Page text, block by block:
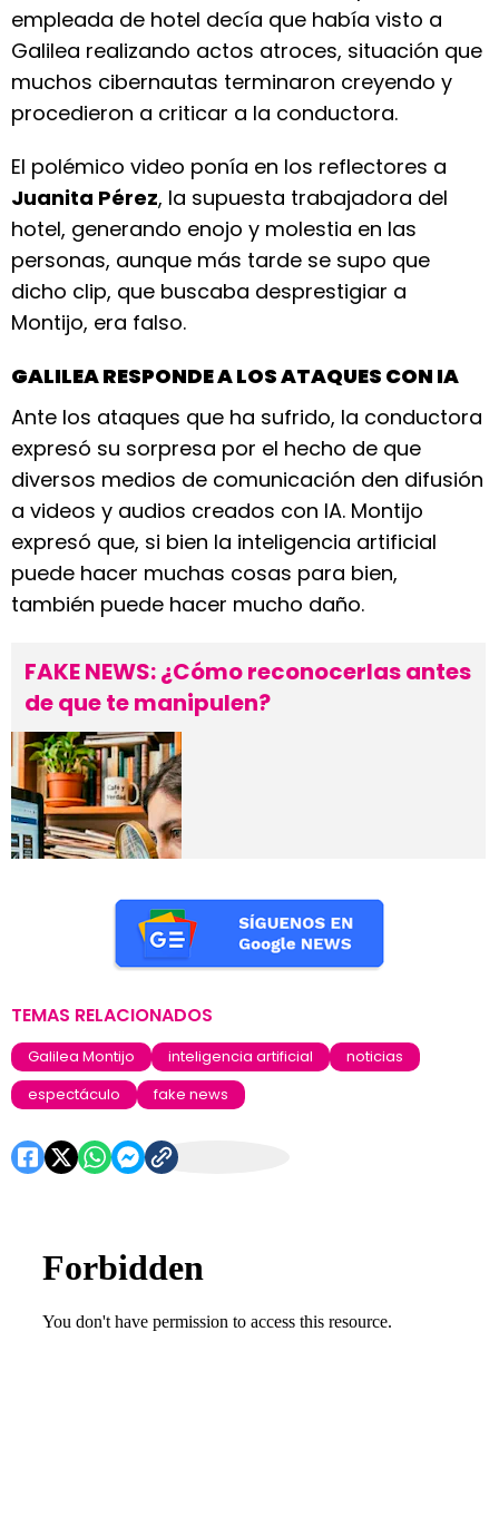
empleada de hotel decía que había visto a
Galilea realizando actos atroces, situación que
muchos cibernautas terminaron creyendo y
procedieron a criticar a la conductora.
El polémico video ponía en los reflectores a
Juanita Pérez, la supuesta trabajadora del
hotel, generando enojo y molestia en las
personas, aunque más tarde se supo que
dicho clip, que buscaba desprestigiar a
Montijo, era falso.
GALILEA RESPONDE A LOS ATAQUES CON IA
Ante los ataques que ha sufrido, la conductora
expresó su sorpresa por el hecho de que
diversos medios de comunicación den difusión
a videos y audios creados con IA. Montijo
expresó que, si bien la inteligencia artificial
puede hacer muchas cosas para bien,
también puede hacer mucho daño.
FAKE NEWS: ¿Cómo reconocerlas antes
de que te manipulen?
TEMAS RELACIONADOS
Galilea Montijo inteligencia artificial
noticias
espectáculo
fake news